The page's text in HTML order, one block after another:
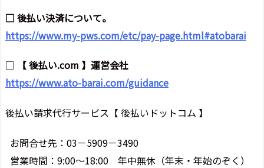
□ 後払い決済について。
https://www.my-pws.com/etc/pay-page.html#atobarai
□
【 後払い.com 】運営会社
https://www.ato-barai.com/guidance
後払い請求代行サービス【 後払いドットコム 】
お問合せ先：03－5909－3490
営業時間：9:00～18:00 年中無休（年末・年始のぞく）